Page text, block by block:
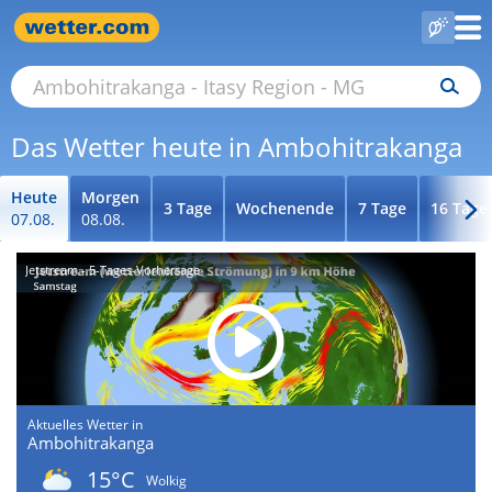
Das Wetter heute in Ambohitrakanga
Heute
07.08.
Morgen
08.08.
3 Tage Wochenende 7 Tage 16 Tage
Jetstream - 5-Tages-Vorhersage
Aktuelles Wetter in
Ambohitrakanga
15°C
Wolkig